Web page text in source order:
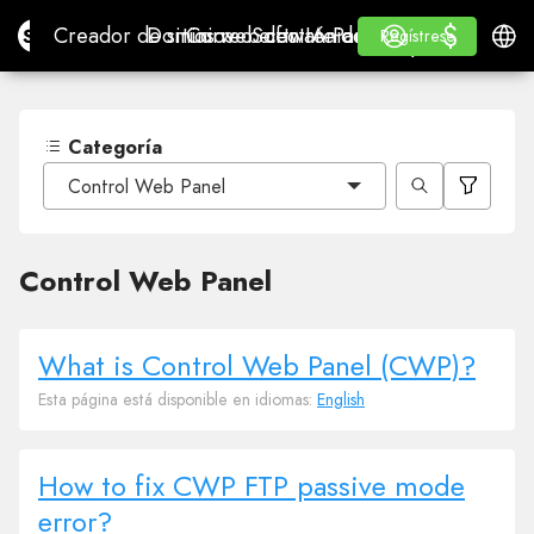
Site.proCreador de sitios web con IA
Creador de sitios web con IA
Dominios
Dominios
Correo electrónico
Correo electrónico
Software de contabilidad
Software de contabilidad
Para
Para Revendedores
MARCA BLANCA
Aprender
Aprender
Regístrese
Regístrese
Inicio de sesión
$
$
Categoría
Control Web Panel
Control Web Panel
What is Control Web Panel (CWP)?
Esta página está disponible en idiomas: English
How to fix CWP FTP passive mode
error?